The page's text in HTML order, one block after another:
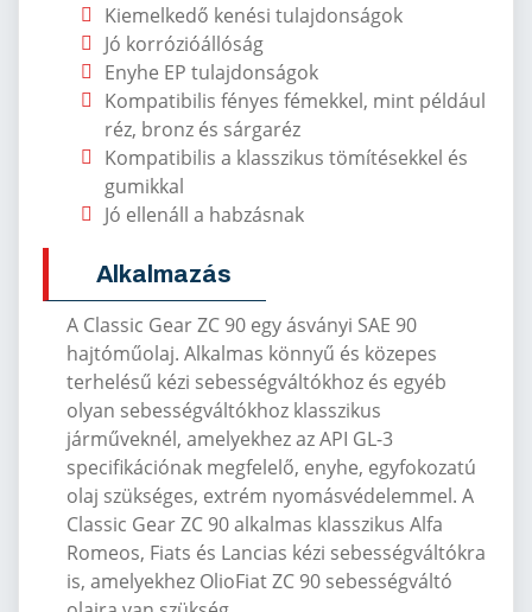
Kiemelkedő kenési tulajdonságok
Jó korrózióállóság
Enyhe EP tulajdonságok
Kompatibilis fényes fémekkel, mint például
réz, bronz és sárgaréz
Kompatibilis a klasszikus tömítésekkel és
gumikkal
Jó ellenáll a habzásnak
Alkalmazás
A Classic Gear ZC 90 egy ásványi SAE 90
hajtóműolaj. Alkalmas könnyű és közepes
terhelésű kézi sebességváltókhoz és egyéb
olyan sebességváltókhoz klasszikus
járműveknél, amelyekhez az API GL-3
specifikációnak megfelelő, enyhe, egyfokozatú
olaj szükséges, extrém nyomásvédelemmel. A
Classic Gear ZC 90 alkalmas klasszikus Alfa
Romeos, Fiats és Lancias kézi sebességváltókra
is, amelyekhez OlioFiat ZC 90 sebességváltó